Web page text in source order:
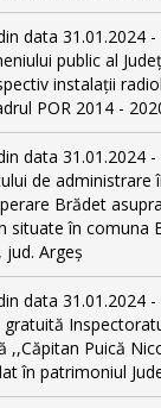
data 31.01.2024
public al
instalații
POR 2014 -
data 31.01.2024
de administrare
Brădet
situate în comuna
jud. Argeș
data 31.01.2024
,,Căpitan Puică
în patrimoniul